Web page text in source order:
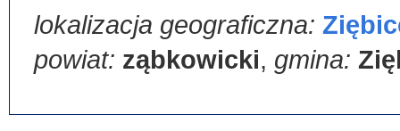
lokalizacja geograficzna:
powiat: ząbkowicki, gmina: